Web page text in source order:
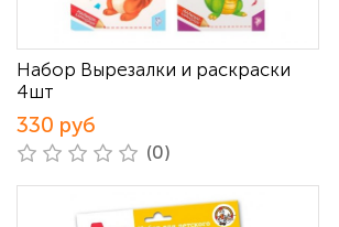
Набор Вырезалки и раскраски
4шт
330 руб
(0)